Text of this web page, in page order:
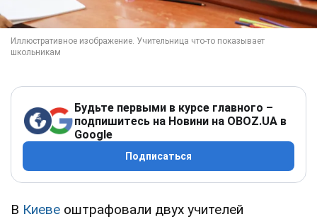
Будьте первыми в курсе главного –
подпишитесь на Новини на OBOZ.UA в
Google
Подписаться
В Киеве оштрафовали двух учителей